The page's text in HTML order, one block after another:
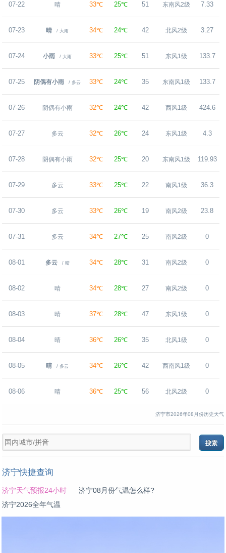
07-22 晴 33℃ 25℃ 51 东南风2级 7.33
07-23 晴 / 大雨 34℃ 24℃ 42 北风2级 3.27
07-24 小雨 / 大雨 33℃ 25℃ 51 东风1级 133.7
07-25 阴偶有小雨 / 多云 33℃ 24℃ 35 东南风1级 133.7
07-26 阴偶有小雨 32℃ 24℃ 42 西风1级 424.6
07-27 多云 32℃ 26℃ 24 东风1级 4.3
07-28 阴偶有小雨 32℃ 25℃ 20 东南风1级 119.93
07-29 多云 33℃ 25℃ 22 南风1级 36.3
07-30 多云 33℃ 26℃ 19 南风2级 23.8
07-31 多云 34℃ 27℃ 25 南风2级 0
08-01 多云 / 晴 34℃ 28℃ 31 南风2级 0
08-02 晴 34℃ 28℃ 27 南风2级 0
08-03 晴 37℃ 28℃ 47 东风1级 0
08-04 晴 36℃ 26℃ 35 北风1级 0
08-05 晴 / 多云 34℃ 26℃ 42 西南风1级 0
08-06 晴 36℃ 25℃ 56 北风2级 0
济宁市2026年08月份历史天气
济宁快捷查询
济宁天气预报24小时
济宁08月份气温怎么样?
济宁2026全年气温